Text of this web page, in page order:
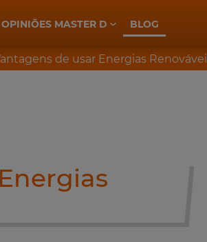
OPINIÕES MASTER D BLOG
de usar Energias